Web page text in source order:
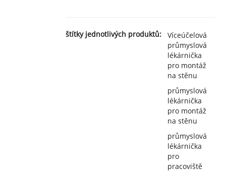
štítky jednotlivých produktů:
Víceúčelová
průmyslová
lékárnička
pro montáž
na stěnu
průmyslová
lékárnička
pro montáž
na stěnu
průmyslová
lékárnička
pro
pracoviště